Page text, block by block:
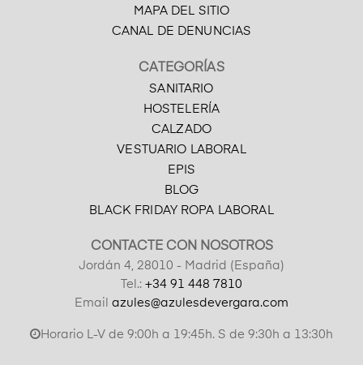
MAPA DEL SITIO
CANAL DE DENUNCIAS
CATEGORÍAS
SANITARIO
HOSTELERÍA
CALZADO
VESTUARIO LABORAL
EPIS
BLOG
BLACK FRIDAY ROPA LABORAL
CONTACTE CON NOSOTROS
Jordán 4, 28010 - Madrid (España)
Tel.: +34 91 448 7810
Email azules@azulesdevergara.com
Horario L-V de 9:00h a 19:45h. S de 9:30h a 13:30h